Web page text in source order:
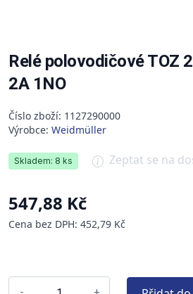
Relé polovodičové TOZ
2A 1NO
Číslo zboží: 1127290000
Výrobce: Weidmüller
Skladem: 8 ks Zeptat se na
547,88 Kč
Cena bez DPH: 452,79 Kč